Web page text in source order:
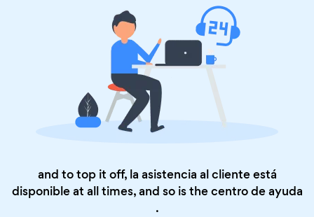
and to top it off, la asistencia al cliente está
disponible at all times, and so is thecentro de ayuda
.